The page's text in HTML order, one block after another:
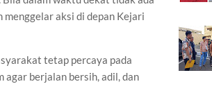
aksi di depan Kejari
tetap percaya pada
agar berjalan bersih, adil, dan